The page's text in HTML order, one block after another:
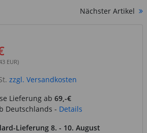
Nächster Artikel
EUR)
zzgl. Versandkosten
Lieferung ab 69,-€
Deutschlands - Details
Lieferung 8. - 10. August